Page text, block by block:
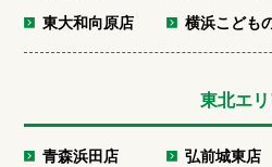
東大和向原店 横浜こども
東北エ
青森浜田店 弘前城東店